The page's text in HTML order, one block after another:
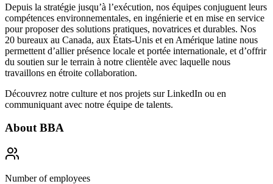
Depuis la stratégie jusqu’à l’exécution, nos équipes conjuguent leurs
compétences environnementales, en ingénierie et en mise en service
pour proposer des solutions pratiques, novatrices et durables. Nos
20 bureaux au Canada, aux États-Unis et en Amérique latine nous
permettent d’allier présence locale et portée internationale, et d’offrir
du soutien sur le terrain à notre clientèle avec laquelle nous
travaillons en étroite collaboration.
Découvrez notre culture et nos projets surLinkedIn ou en
communiquant avec notre équipe de talents.
About BBA
Number of employees